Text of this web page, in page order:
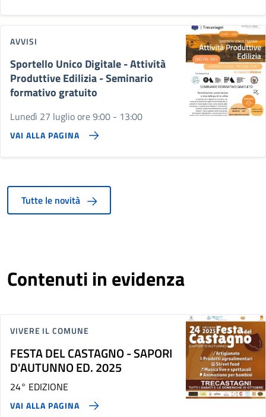
AVVISI
Sportello Unico Digitale - Attività
Produttive Edilizia - Seminario
formativo gratuito
Lunedì 27 luglio ore 9:00 - 13:00
VAI ALLA PAGINA
Tutte le novità
Contenuti in evidenza
VIVERE IL COMUNE
FESTA DEL CASTAGNO - SAPORI
D'AUTUNNO ED. 2025
24° EDIZIONE
VAI ALLA PAGINA